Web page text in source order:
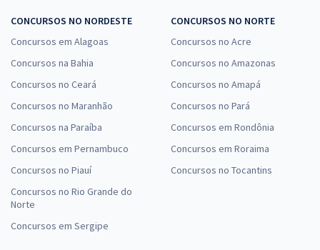
Economize R$ 73,96 (-20%)
Conhecimentos Específicos para Professor de Educação Básica -
Biologia
à vista
ou 12x de
CONCURSOS NO NORDESTE
Concursos em Alagoas
Concursos na Bahia
Concursos no Ceará
Concursos no Maranhão
Concursos na Paraíba
Concursos em Pernambuco
Concursos no Piauí
Concursos no Rio Grande do
Norte
Concursos em Sergipe
CONCURSOS NO NORTE
Concursos no Acre
Concursos no Amazonas
Concursos no Amapá
Concursos no Pará
Concursos em Rondônia
Concursos em Roraima
Concursos no Tocantins